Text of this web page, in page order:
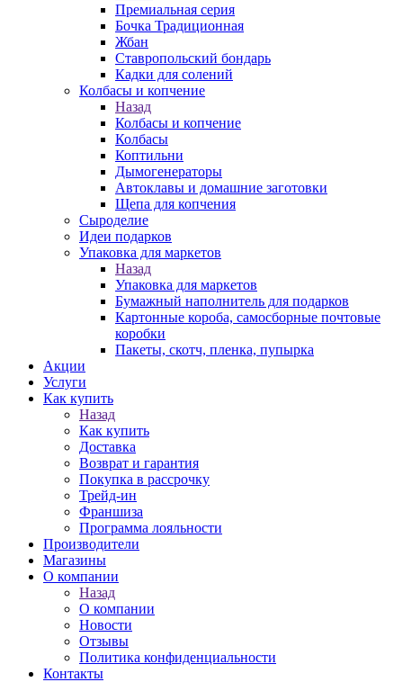
Премиальная серия
Бочка Традиционная
Жбан
Ставропольский бондарь
Кадки для солений
Колбасы и копчение
Назад
Колбасы и копчение
Колбасы
Коптильни
Дымогенераторы
Автоклавы и домашние заготовки
Щепа для копчения
Сыроделие
Идеи подарков
Упаковка для маркетов
Назад
Упаковка для маркетов
Бумажный наполнитель для подарков
Картонные короба, самосборные почтовые
коробки
Пакеты, скотч, пленка, пупырка
Акции
Услуги
Как купить
Назад
Как купить
Доставка
Возврат и гарантия
Покупка в рассрочку
Трейд-ин
Франшиза
Программа лояльности
Производители
Магазины
О компании
Назад
О компании
Новости
Отзывы
Политика конфиденциальности
Контакты